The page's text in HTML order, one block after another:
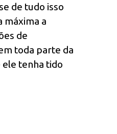
de tudo isso
máxima a
de
toda parte da
ele tenha tido